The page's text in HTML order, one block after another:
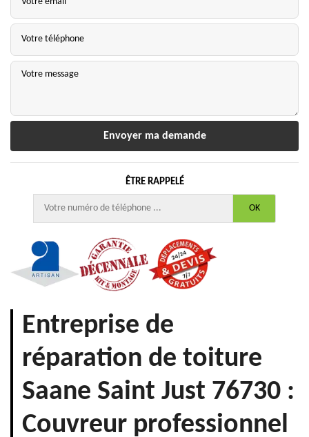
ÊTRE RAPPELÉ
Entreprise de
réparation de toiture
Saane Saint Just 76730 :
Couvreur professionnel